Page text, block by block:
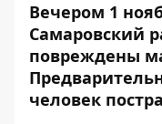
Вечером 1
Самаровский
повреждены
человек